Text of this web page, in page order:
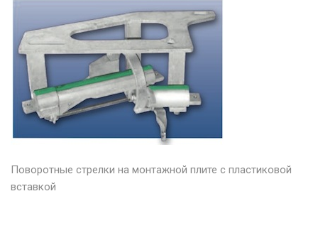
Поворотные стрелки на монтажной плите с пластиковой
вставкой